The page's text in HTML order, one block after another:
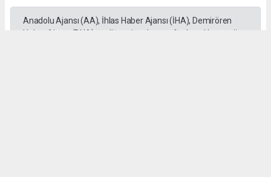
Anadolu Ajansı (AA), İhlas Haber Ajansı (İHA), Demirören
Haber Ajansı (DHA) ve diğer ajanslar tarafından eklenen tüm